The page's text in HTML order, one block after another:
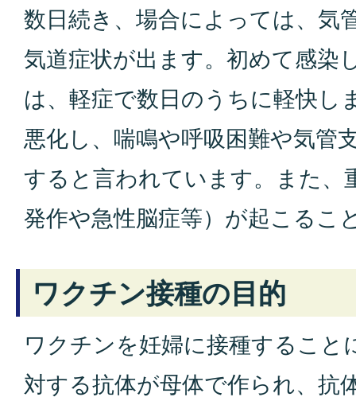
数日続き、場合によっては、気
気道症状が出ます。初めて感染
は、軽症で数日のうちに軽快し
悪化し、喘鳴や呼吸困難や気管
すると言われています。また、
発作や急性脳症等）が起こるこ
ワクチン接種の目的
ワクチンを妊婦に接種すること
対する抗体が母体で作られ、抗